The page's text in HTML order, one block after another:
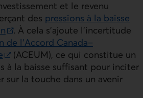
et le revenu
des pressions à la baisse
. À cela s’ajoute l’incertitude
de l’Accord Canada–
(ACEUM), ce qui constitue un
à la baisse suffisant pour inciter
sur la touche dans un avenir